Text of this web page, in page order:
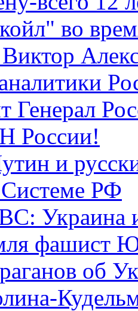
во
Генерал
России!
и
Системе РФ
Украина
фашист
об